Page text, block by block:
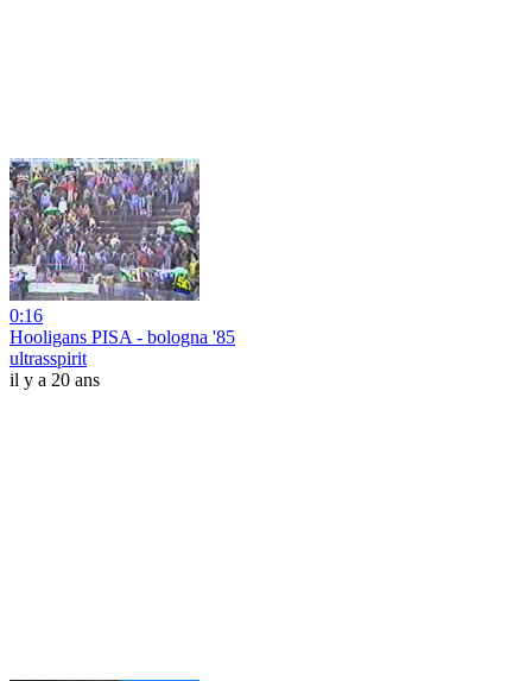
0:16
Hooligans PISA - bologna '85
ultrasspirit
il y a 20 ans